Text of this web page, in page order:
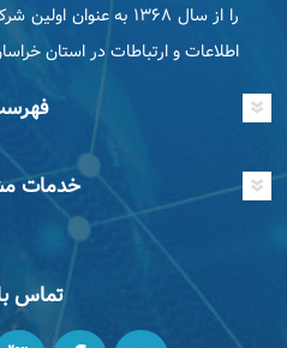
را از سال ۱۳۶۸ به
اطلاعات و ارتباطات در استان
خدمات
تماس